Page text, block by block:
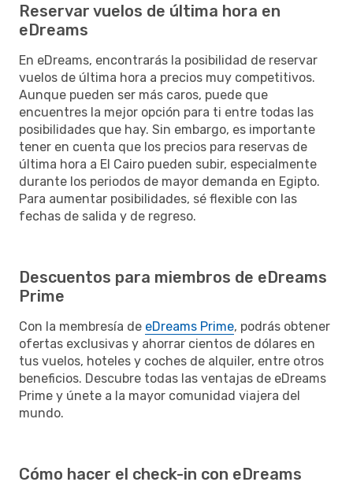
Reservar vuelos de última hora en
eDreams
En eDreams, encontrarás la posibilidad de reservar
vuelos de última hora a precios muy competitivos.
Aunque pueden ser más caros, puede que
encuentres la mejor opción para ti entre todas las
posibilidades que hay. Sin embargo, es importante
tener en cuenta que los precios para reservas de
última hora a El Cairo pueden subir, especialmente
durante los periodos de mayor demanda en Egipto.
Para aumentar posibilidades, sé flexible con las
fechas de salida y de regreso.
Descuentos para miembros de eDreams
Prime
Con la membresía de eDreams Prime, podrás obtener
ofertas exclusivas y ahorrar cientos de dólares en
tus vuelos, hoteles y coches de alquiler, entre otros
beneficios. Descubre todas las ventajas de eDreams
Prime y únete a la mayor comunidad viajera del
mundo.
Cómo hacer el check-in con eDreams